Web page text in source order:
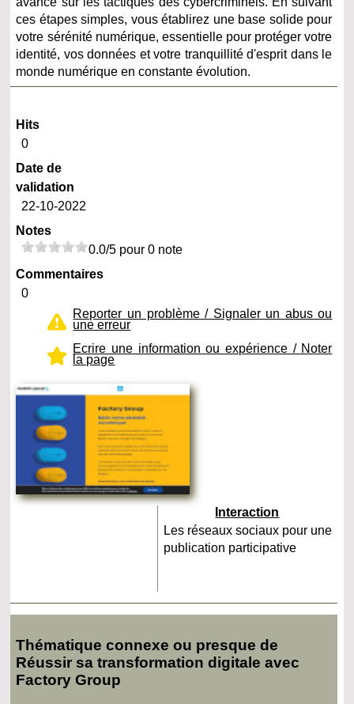
ces étapes simples, vous établirez une base solide pour
votre sérénité numérique, essentielle pour protéger votre
identité, vos données et votre tranquillité d'esprit dans le
monde numérique en constante évolution.
Hits
0
Date de
validation
22-10-2022
Notes
0.0/5 pour 0 note
Commentaires
0
Reporter un problème / Signaler un abus ou
une erreur
Ecrire une information ou expérience / Noter
la page
Interaction
Les réseaux sociaux pour une
publication participative
Thématique connexe ou presque de
Réussir sa transformation digitale avec
Factory Group